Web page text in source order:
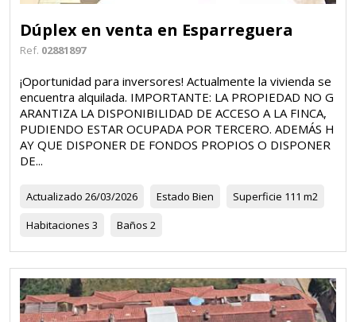
Dúplex en venta en Esparreguera
Ref. 02881897
¡Oportunidad para inversores! Actualmente la vivienda se
encuentra alquilada. IMPORTANTE: LA PROPIEDAD NO G
ARANTIZA LA DISPONIBILIDAD DE ACCESO A LA FINCA,
PUDIENDO ESTAR OCUPADA POR TERCERO. ADEMÁS H
AY QUE DISPONER DE FONDOS PROPIOS O DISPONER
DE...
Actualizado 26/03/2026 Estado Bien Superficie 111 m2
Habitaciones 3 Baños 2